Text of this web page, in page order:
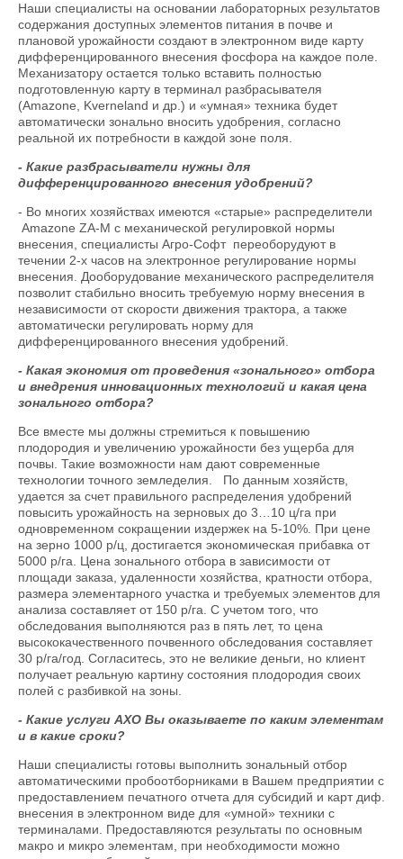
Наши специалисты на основании лабораторных результатов
содержания доступных элементов питания в почве и
плановой урожайности создают в электронном виде карту
дифференцированного внесения фосфора на каждое поле.
Механизатору остается только вставить полностью
подготовленную карту в терминал разбрасывателя
(Amazone, Kverneland и др.) и «умная» техника будет
автоматически зонально вносить удобрения, согласно
реальной их потребности в каждой зоне поля.
- Какие разбрасыватели нужны для
дифференцированного внесения удобрений?
- Во многих хозяйствах имеются «старые» распределители
Amazone ZA-M с механической регулировкой нормы
внесения, специалисты Агро-Софт переоборудуют в
течении 2-х часов на электронное регулирование нормы
внесения. Дооборудование механического распределителя
позволит стабильно вносить требуемую норму внесения в
независимости от скорости движения трактора, а также
автоматически регулировать норму для
дифференцированного внесения удобрений.
- Какая экономия от проведения «зонального» отбора
и внедрения инновационных технологий и какая цена
зонального отбора?
Все вместе мы должны стремиться к повышению
плодородия и увеличению урожайности без ущерба для
почвы. Такие возможности нам дают современные
технологии точного земледелия. По данным хозяйств,
удается за счет правильного распределения удобрений
повысить урожайность на зерновых до 3…10 ц/га при
одновременном сокращении издержек на 5-10%. При цене
на зерно 1000 р/ц, достигается экономическая прибавка от
5000 р/га. Цена зонального отбора в зависимости от
площади заказа, удаленности хозяйства, кратности отбора,
размера элементарного участка и требуемых элементов для
анализа составляет от 150 р/га. С учетом того, что
обследования выполняются раз в пять лет, то цена
высококачественного почвенного обследования составляет
30 р/га/год. Согласитесь, это не великие деньги, но клиент
получает реальную картину состояния плодородия своих
полей с разбивкой на зоны.
- Какие услуги АХО Вы оказываете по каким элементам
и в какие сроки?
Наши специалисты готовы выполнить зональный отбор
автоматическими пробоотборниками в Вашем предприятии с
предоставлением печатного отчета для субсидий и карт диф.
внесения в электронном виде для «умной» техники с
терминалами. Предоставляются результаты по основным
макро и микро элементам, при необходимости можно